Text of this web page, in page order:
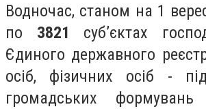
Водночас, станом на 1
по 3821 суб’єктах
Єдиного державного
осіб, фізичних осіб -
громадських